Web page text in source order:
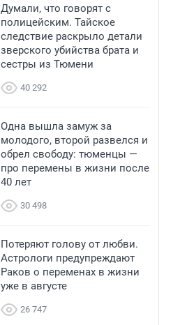
Думали, что говорят с
полицейским. Тайское
следствие раскрыло детали
зверского убийства брата и
сестры из Тюмени
40 292
Одна вышла замуж за
молодого, второй развелся и
обрел свободу: тюменцы —
про перемены в жизни после
40 лет
30 498
Потеряют голову от любви.
Астрологи предупреждают
Раков о переменах в жизни
уже в августе
26 747